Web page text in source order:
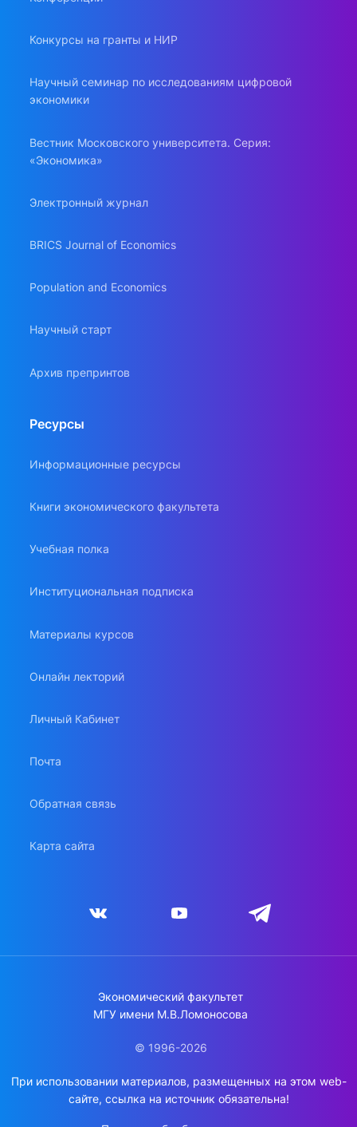
Конкурсы на гранты и НИР
Научный семинар по исследованиям цифровой
экономики
Вестник Московского университета. Серия:
«Экономика»
Электронный журнал
BRICS Journal of Economics
Population and Economics
Научный старт
Архив препринтов
Ресурсы
Информационные ресурсы
Книги экономического факультета
Учебная полка
Институциональная подписка
Материалы курсов
Онлайн лекторий
Личный Кабинет
Почта
Обратная связь
Карта сайта
Экономический факультет
МГУ имени М.В.Ломоносова
© 1996-2026
При использовании материалов, размещенных на этом web-
сайте, ссылка на источник обязательна!